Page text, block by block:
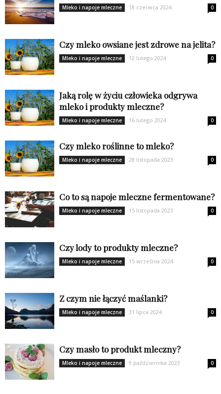
Mleko i napoje mleczne 18 czerwca 2024 0
Czy mleko owsiane jest zdrowe na jelita?
Mleko i napoje mleczne 12 lutego 2024 0
Jaką rolę w życiu człowieka odgrywa
mleko i produkty mleczne?
Mleko i napoje mleczne 16 lutego 2024 0
Czy mleko roślinne to mleko?
Mleko i napoje mleczne 28 listopada 2023 0
Co to są napoje mleczne fermentowane?
Mleko i napoje mleczne 15 listopada 2023 0
Czy lody to produkty mleczne?
Mleko i napoje mleczne 15 września 2024 0
Z czym nie łączyć maślanki?
Mleko i napoje mleczne 31 lipca 2024 0
Czy masło to produkt mleczny?
Mleko i napoje mleczne 9 października 2023 0